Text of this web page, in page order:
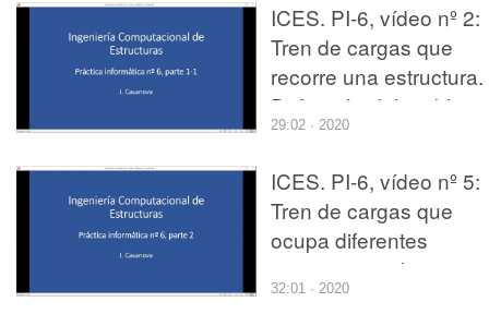
usando SAP2000.
de resultados.
ICES. PI-6, vídeo nº 2:
Tren de cargas que
recorre una estructura.
Definición del
en SAP2000.
29:02 · 2020
ICES. PI-6, vídeo nº 5:
Tren de cargas que
ocupa diferentes
posiciones sobre una
estructura.
32:01 · 2020